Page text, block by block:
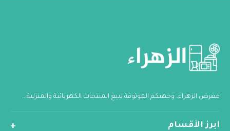
معرض الزهراء، وجهتكم الموثوقة لبيع المنتجات الكهربائية والمنزلية...
ابرز الأقسام